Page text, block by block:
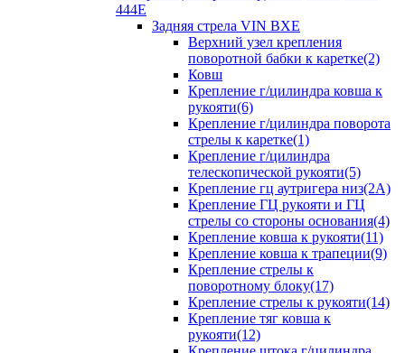
444E
Задняя стрела VIN BXE
Верхний узел крепления
поворотной бабки к каретке(2)
Ковш
Крепление г/цилиндра ковша к
рукояти(6)
Крепление г/цилиндра поворота
стрелы к каретке(1)
Крепление г/цилиндра
телескопической рукояти(5)
Крепление гц аутригера низ(2А)
Крепление ГЦ рукояти и ГЦ
стрелы со стороны основания(4)
Крепление ковша к рукояти(11)
Крепление ковша к трапеции(9)
Крепление стрелы к
поворотному блоку(17)
Крепление стрелы к рукояти(14)
Крепление тяг ковша к
рукояти(12)